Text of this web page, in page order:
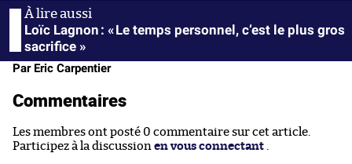
Loïc Lagnon : « Le temps personnel, c’est le plus gros
sacrifice »
Par Eric Carpentier
Commentaires
Les membres ont posté 0 commentaire sur cet article.
Participez à la discussion en vous connectant